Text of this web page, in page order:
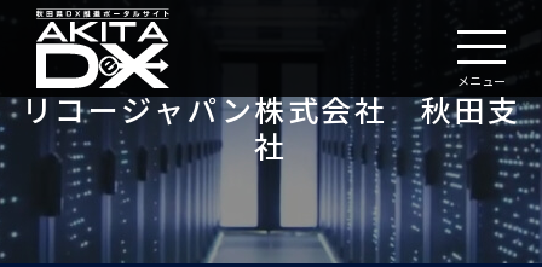
メニュー
リコージャパン株式会社 秋田支
社